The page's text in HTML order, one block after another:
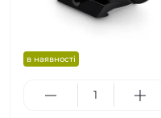
в наявності